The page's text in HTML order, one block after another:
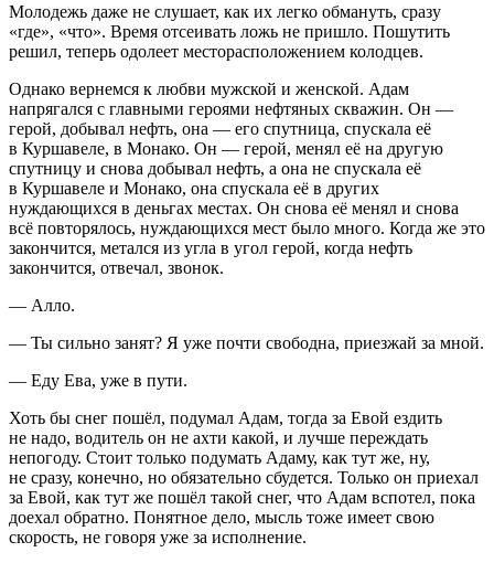
Молодежь даже не слушает, как их легко обмануть, сразу
«где», «что». Время отсеивать ложь не пришло. Пошутить
решил, теперь одолеет месторасположением колодцев.
Однако вернемся к любви мужской и женской. Адам
напрягался с главными героями нефтяных скважин. Он —
герой, добывал нефть, она — его спутница, спускала её
в Куршавеле, в Монако. Он — герой, менял её на другую
спутницу и снова добывал нефть, а она не спускала её
в Куршавеле и Монако, она спускала её в других
нуждающихся в деньгах местах. Он снова её менял и снова
всё повторялось, нуждающихся мест было много. Когда же это
закончится, метался из угла в угол герой, когда нефть
закончится, отвечал, звонок.
— Алло.
— Ты сильно занят? Я уже почти свободна, приезжай за мной.
— Еду Ева, уже в пути.
Хоть бы снег пошёл, подумал Адам, тогда за Евой ездить
не надо, водитель он не ахти какой, и лучше переждать
непогоду. Стоит только подумать Адаму, как тут же, ну,
не сразу, конечно, но обязательно сбудется. Только он приехал
за Евой, как тут же пошёл такой снег, что Адам вспотел, пока
доехал обратно. Понятное дело, мысль тоже имеет свою
скорость, не говоря уже за исполнение.